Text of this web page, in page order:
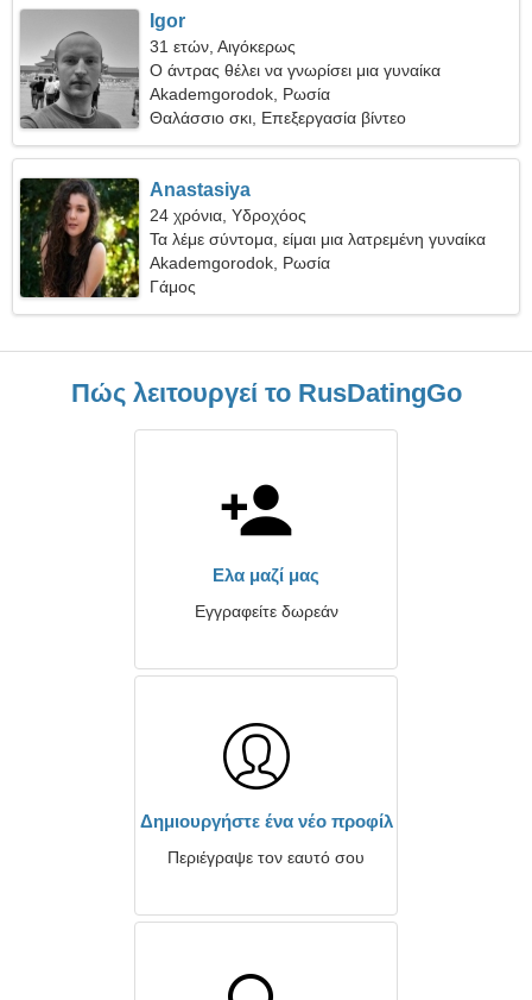
Igor
31 ετών, Αιγόκερως
Ο άντρας θέλει να γνωρίσει μια γυναίκα
Akademgorodok, Ρωσία
Θαλάσσιο σκι, Επεξεργασία βίντεο
Anastasiya
24 χρόνια, Υδροχόος
Τα λέμε σύντομα, είμαι μια λατρεμένη γυναίκα
Akademgorodok, Ρωσία
Γάμος
Πώς λειτουργεί το RusDatingGo
Ελα μαζί μας
Εγγραφείτε δωρεάν
Δημιουργήστε ένα νέο προφίλ
Περιέγραψε τον εαυτό σου